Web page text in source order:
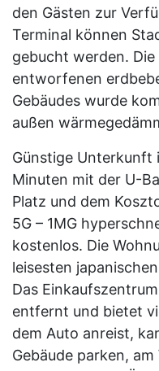
den Gästen zur
Terminal können
gebucht werden.
entworfenen
Gebäudes wurde
außen
Günstige Unterkunft
Minuten mit der U-
Platz und dem
5G – 1MG
kostenlos. Die
leisesten
Das
entfernt und bietet
dem Auto anreist,
Gebäude parken,